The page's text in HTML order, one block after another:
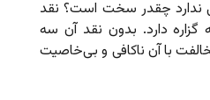
ندارد چقدر سخت است؟ نقد
دارد. بدون نقد آن سه
با آن ناکافی و بی‌خاصیت